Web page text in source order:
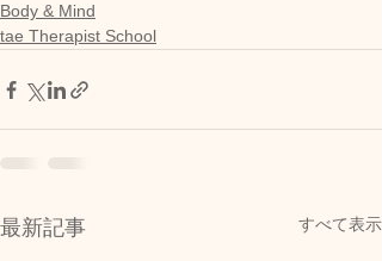
Body & Mind
tae Therapist School
最新記事 すべて表示